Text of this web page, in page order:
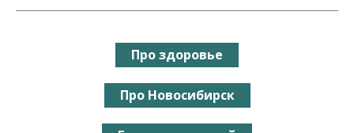
Про здоровье
Про Новосибирск